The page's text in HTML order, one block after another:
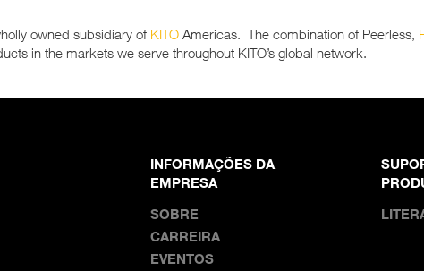
owned subsidiary of KITO Americas. The combination of Peerless,
in the markets we serve throughout KITO’s global network.
INFORMAÇÕES DA
EMPRESA
SOBRE
CARREIRA
EVENTOS